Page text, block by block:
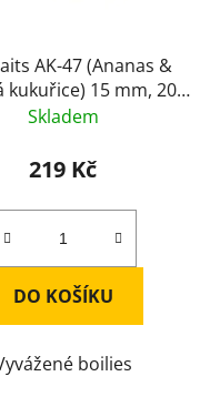
AK-47 (Ananas &
kukuřice) 15 mm, 20
mm
Skladem
219 Kč
DO KOŠÍKU
boilies